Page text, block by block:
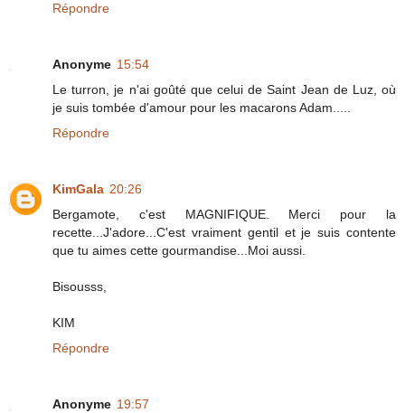
Répondre
Anonyme 15:54
Le turron, je n'ai goûté que celui de Saint Jean de Luz, où
je suis tombée d'amour pour les macarons Adam.....
Répondre
KimGala 20:26
Bergamote, c'est MAGNIFIQUE. Merci pour la
recette...J'adore...C'est vraiment gentil et je suis contente
que tu aimes cette gourmandise...Moi aussi.
Bisousss,
KIM
Répondre
Anonyme 19:57